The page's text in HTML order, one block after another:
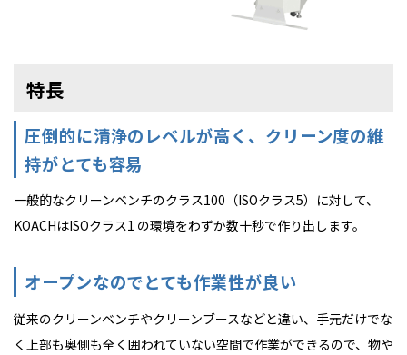
特長
圧倒的に清浄のレベルが高く、クリーン度の維
持がとても容易
一般的なクリーンベンチのクラス100（ISOクラス5）に対して、
KOACHはISOクラス1 の環境をわずか数十秒で作り出します。
オープンなのでとても作業性が良い
従来のクリーンベンチやクリーンブースなどと違い、手元だけでな
く上部も奥側も全く囲われていない空間で作業ができるので、物や